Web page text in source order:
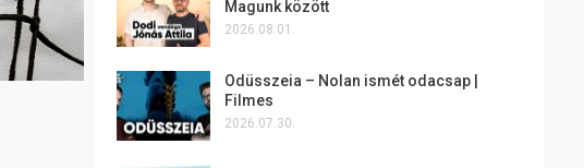
Magunk között
2026.08.01.
Odüsszeia – Nolan ismét odacsap |
Filmes
2026.07.30.